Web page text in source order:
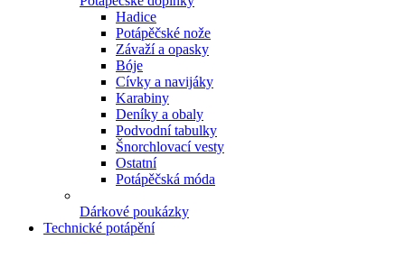
Hadice
Potápěčské nože
Závaží a opasky
Bóje
Cívky a navijáky
Karabiny
Deníky a obaly
Podvodní tabulky
Šnorchlovací vesty
Ostatní
Potápěčská móda
Dárkové poukázky
Technické potápění